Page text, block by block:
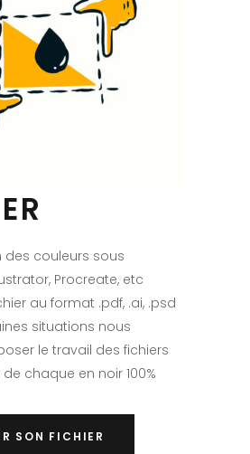
des couleurs sous
Procreate, etc
au format .pdf, .ai, .psd
situations nous
le travail des fichiers
chaque en noir 100%
SON FICHIER